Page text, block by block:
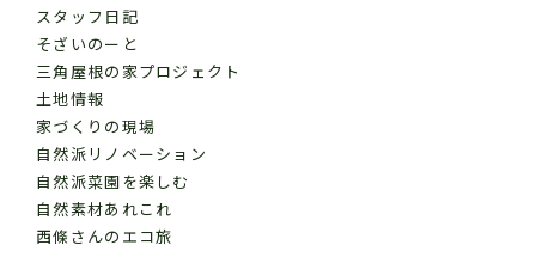
スタッフ日記
そざいのーと
三角屋根の家プロジェクト
土地情報
家づくりの現場
自然派リノベーション
自然派菜園を楽しむ
自然素材あれこれ
西條さんのエコ旅